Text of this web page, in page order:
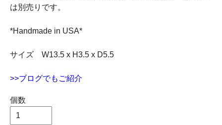
は別売りです。
*Handmade in USA*
サイズ W13.5 x H3.5 x D5.5
>>ブログでもご紹介
個数